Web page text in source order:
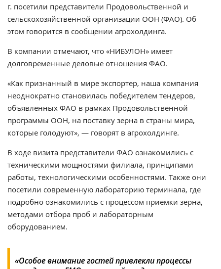
г. посетили представители Продовольственной и
сельскохозяйственной организации ООН (ФАО). Об
этом говорится в сообщении агрохолдинга.
В компании отмечают, что «НИБУЛОН» имеет
долговременные деловые отношения ФАО.
«Как признанный в мире экспортер, наша компания
неоднократно становилась победителем тендеров,
объявленных ФАО в рамках Продовольственной
программы ООН, на поставку зерна в страны мира,
которые голодуют», — говорят в агрохолдинге.
В ходе визита представители ФАО ознакомились с
техническими мощностями филиала, принципами
работы, технологическими особенностями. Также они
посетили современную лабораторию терминала, где
подробно ознакомились с процессом приемки зерна,
методами отбора проб и лабораторным
оборудованием.
«Особое внимание гостей привлекли процессы